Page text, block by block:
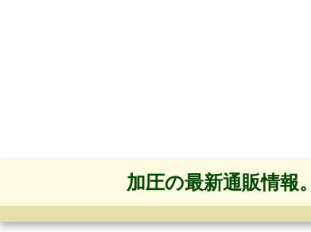
加圧の最新通販情報。